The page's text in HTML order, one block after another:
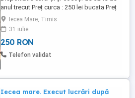
anul trecut Preț curca : 250 lei bucata Preț
cocoș: 70 lei bucata
Iecea Mare, Timis
31 iulie
250 RON
Telefon validat
Iecea mare. Execut lucrări după